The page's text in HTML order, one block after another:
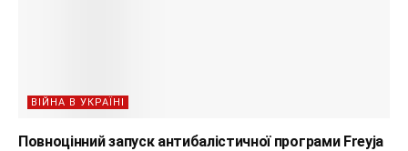
ВІЙНА В УКРАЇНІ
Повноцінний запуск антибалістичної програми Freyja